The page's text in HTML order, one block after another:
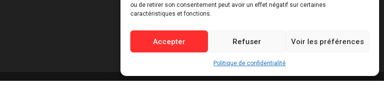
ou de retirer son consentement peut avoir un effet négatif sur certaines
caractéristiques et fonctions.
Accepter Refuser Voir les préférences
Politique de confidentialité
AOÛT 6, 2026